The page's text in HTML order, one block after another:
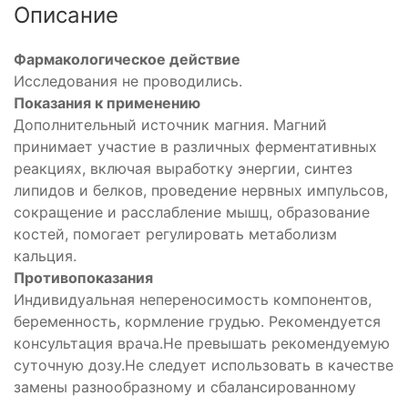
Описание
Фармакологическое действие
Исследования не проводились.
Показания к применению
Дополнительный источник магния. Магний
принимает участие в различных ферментативных
реакциях, включая выработку энергии, синтез
липидов и белков, проведение нервных импульсов,
сокращение и расслабление мышц, образование
костей, помогает регулировать метаболизм
кальция.
Противопоказания
Индивидуальная непереносимость компонентов,
беременность, кормление грудью. Рекомендуется
консультация врача.Не превышать рекомендуемую
суточную дозу.Не следует использовать в качестве
замены разнообразному и сбалансированному